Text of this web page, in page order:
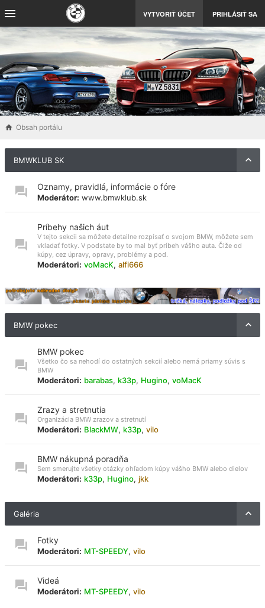
VYTVORIŤ ÚČET PRIHLÁSIŤ SA
Obsah portálu
BMWKLUB SK
Oznamy, pravidlá, informácie o fóre
Moderátor: www.bmwklub.sk
Príbehy našich áut
V tejto sekcii sa môžete detailne rozpísať o svojom BMW, môžete sem
vkladať fotky. V podstate by to mal byť príbeh vášho auta. Čiže od
kúpy, cez úpravy, opravy, problémy a pod.
Moderátori: voMacK, alfi666
BMW pokec
BMW pokec
Všetko čo sa nehodí do ostatných sekcií alebo nemá priamy súvis s
BMW
Moderátori: barabas, k33p, Hugino, voMacK
Zrazy a stretnutia
Organizácia BMW zrazov a stretnutí
Moderátori: BlackMW, k33p, vilo
BMW nákupná poradňa
Sem smerujte všetky otázky ohľadom kúpy vášho BMW alebo dielov
Moderátori: k33p, Hugino, jkk
Galéria
Fotky
Moderátori: MT-SPEEDY, vilo
Videá
Moderátori: MT-SPEEDY, vilo